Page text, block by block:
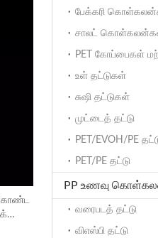
கொண்ட
பேக்கரி
சாலட்
PET கோப்பைகள்
உள் தட்டுகள்
சுஷி தட்டுகள்
முட்டைத் தட்டு
PET/EVOH/PE
PET/PE தட்டு
PP உணவு
வரைபடத் தட்டு
விஎஸ்பி தட்டு